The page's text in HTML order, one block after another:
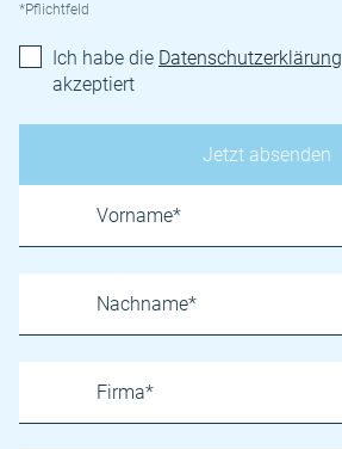
*Pflichtfeld
Ich habe die Datenschutzerklärung
akzeptiert